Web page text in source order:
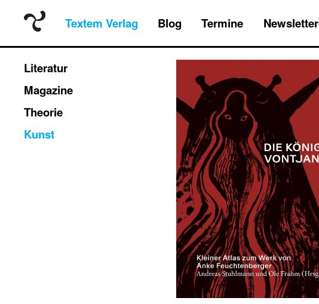
Textem Verlag Blog Termine Newsletter
Literatur
Magazine
Theorie
Kunst